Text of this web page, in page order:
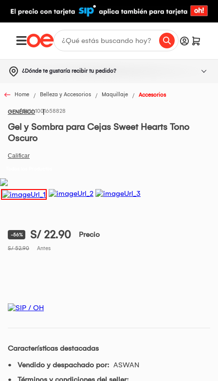
¿Dónde te gustaría recibir tu pedido?
Home Belleza y Accesorios Maquillaje Accesorios
GENÉRICO1001658828
Gel y Sombra para Cejas Sweet Hearts Tono
Oscuro
-56% S/ 22.90 Precio
S/ 52.90 Antes
Características destacadas
Vendido y despachado por: ASWAN